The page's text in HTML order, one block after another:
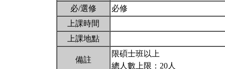
必/選修
必修
上課時間
上課地點
備註
限碩士班以上
總人數上限：20人